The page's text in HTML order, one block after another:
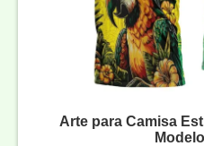
Arte para Camisa